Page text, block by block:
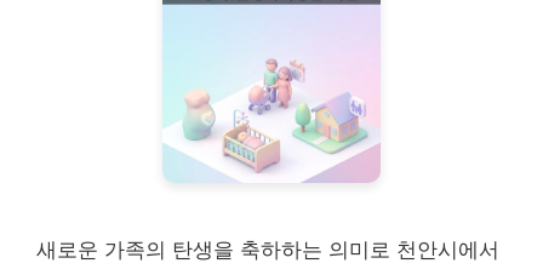
새로운 가족의 탄생을 축하하는 의미로 천안시에서